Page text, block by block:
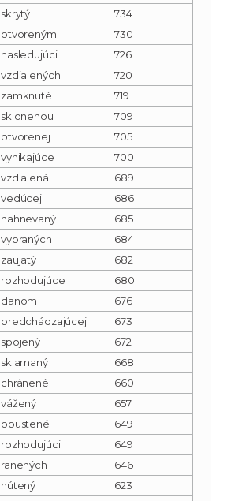
skrytý
734
otvoreným
730
nasledujúci
726
vzdialených
720
zamknuté
719
sklonenou
709
otvorenej
705
vynikajúce
700
vzdialená
689
vedúcej
686
nahnevaný
685
vybraných
684
zaujatý
682
rozhodujúce
680
danom
676
predchádzajúcej
673
spojený
672
sklamaný
668
chránené
660
vážený
657
opustené
649
rozhodujúci
649
ranených
646
nútený
623